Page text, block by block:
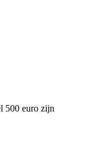
500 euro zijn